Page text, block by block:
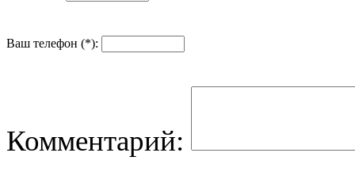
Ваш телефон (*):
Комментарий: